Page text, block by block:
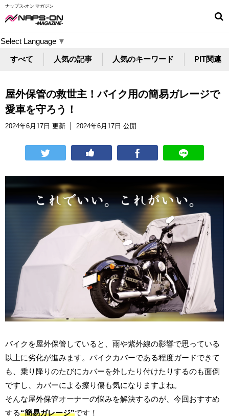
ナップス-オン マガジン
Select Language ▼
すべて 人気の記事 人気のキーワード PIT関連
屋外保管の救世主！バイク用の簡易ガレージで
愛車を守ろう！
2024年6月17日 更新 2024年6月17日 公開
バイクを屋外保管していると、雨や紫外線の影響で思っている
以上に劣化が進みます。バイクカバーである程度ガードできて
も、乗り降りのたびにカバーを外したり付けたりするのも面倒
ですし、カバーによる擦り傷も気になりますよね。
そんな屋外保管オーナーの悩みを解決するのが、今回おすすめ
する“簡易ガレージ”です！